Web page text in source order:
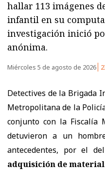
hallar 113 imágenes
infantil en su
investigación inició
anónima.
Miércoles 5 de agosto de 2026
Detectives de la Brigada
Metropolitana de la
conjunto con la Fiscalía
detuvieron a un
antecedentes, por el
adquisición de